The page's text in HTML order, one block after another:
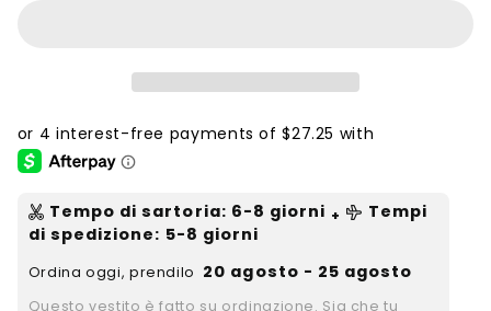
Tempo di sartoria: 6-8 giorni +
Tempi
di spedizione: 5-8 giorni
Ordina oggi, prendilo 20 agosto - 25 agosto
Questo vestito è fatto su ordinazione. Sia che tu